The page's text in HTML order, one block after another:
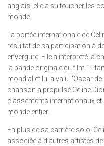
anglais, elle a su toucher les
monde.
La portée internationale de
résultat de sa participation à
envergure. Elle a interprété la
la bande originale du film
mondial et lui a valu l’Oscar
chanson a propulsé Celine
classements internationaux
monde entier.
En plus de sa carrière solo,
associée à d’autres artistes